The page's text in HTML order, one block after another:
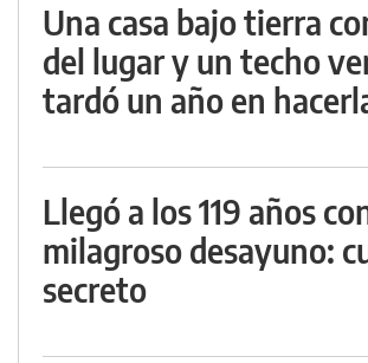
Una casa bajo tierra
del lugar y un techo
tardó un año en
Llegó a los 119 años
milagroso desayuno:
secreto